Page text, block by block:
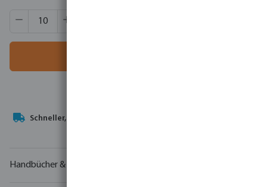
Produkt Anzahl: Gib den gewünschten Wert ein oder
Ihr
Handbücher & Zeichnungen